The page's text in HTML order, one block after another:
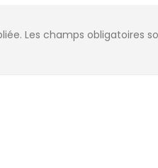
Les champs obligatoires